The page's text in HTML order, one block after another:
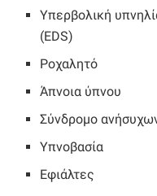
Υπερβολική
(EDS)
Ροχαλητό
Άπνοια ύπνου
Σύνδρομο
Υπνοβασία
Εφιάλτες